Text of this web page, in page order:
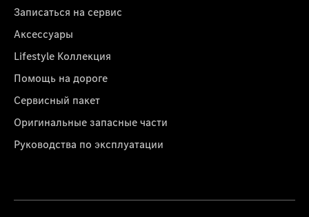
Записаться на сервис
Аксессуары
Lifestyle Коллекция
Помощь на дороге
Сервисный пакет
Оригинальные запасные части
Руководства по эксплуатации